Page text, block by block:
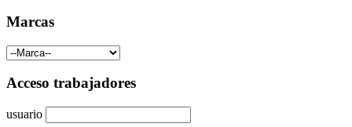
Marcas
Acceso trabajadores
usuario